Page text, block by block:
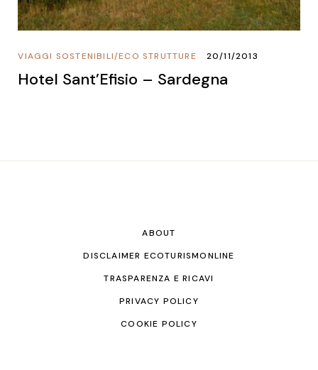
ECO STRUTTURE
/
VIAGGI SOSTENIBILI 20/11/2013
Hotel Sant’Efisio – Sardegna
ABOUT
DISCLAIMER ECOTURISMONLINE
TRASPARENZA E RICAVI
PRIVACY POLICY
COOKIE POLICY